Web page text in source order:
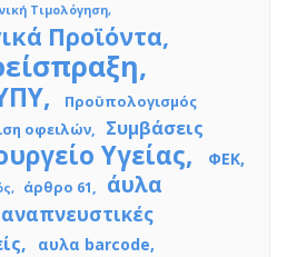
Τιμολόγηση
Προϊόντα
Προϋπολογισμός
οφειλών
Συμβάσεις
Υγείας ΦΕΚ
άρθρο 61
άυλα
αναπνευστικές
αυλα barcode